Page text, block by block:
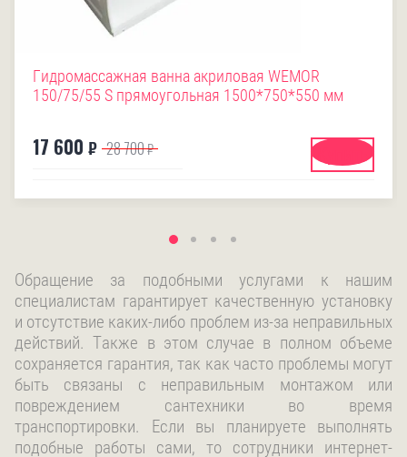
Гидромассажная ванна акриловая WEMOR
150/75/55 S прямоугольная 1500*750*550 мм
17 600 ₽ 28 700₽
Обращение за подобными услугами к нашим
специалистам гарантирует качественную установку
и отсутствие каких-либо проблем из-за неправильных
действий. Также в этом случае в полном объеме
сохраняется гарантия, так как часто проблемы могут
быть связаны с неправильным монтажом или
повреждением сантехники во время
транспортировки. Если вы планируете выполнять
подобные работы сами, то сотрудники интернет-